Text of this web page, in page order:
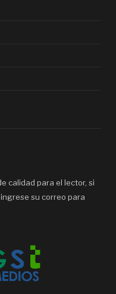
calidad para el lector, si
su correo para